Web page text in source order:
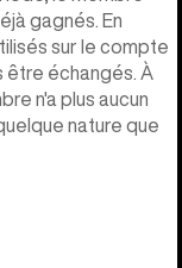
gagnés. En
sur le compte
être échangés. À
n'a plus aucun
nature que